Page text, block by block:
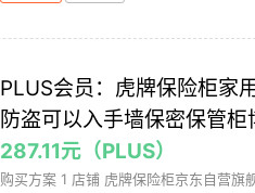
PLUS会员：虎牌保险柜家
防盗可以入手墙保密保管
287.11元（PLUS）
购买方案 1 店铺 虎牌保险柜京东自营